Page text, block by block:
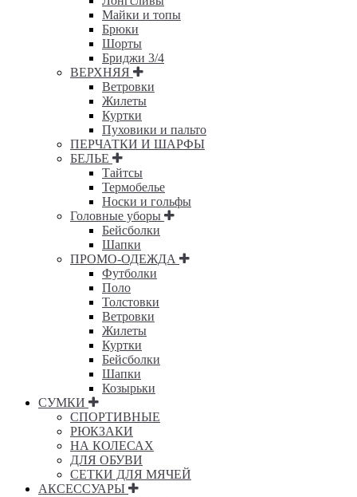
Майки и топы
Брюки
Шорты
Бриджи 3/4
ВЕРХНЯЯ
Ветровки
Жилеты
Куртки
Пуховики и пальто
ПЕРЧАТКИ И ШАРФЫ
БЕЛЬЕ
Тайтсы
Термобелье
Носки и гольфы
Головные уборы
Бейсболки
Шапки
ПРОМО-ОДЕЖДА
Футболки
Поло
Толстовки
Ветровки
Жилеты
Куртки
Бейсболки
Шапки
Козырьки
СУМКИ
СПОРТИВНЫЕ
РЮКЗАКИ
НА КОЛЕСАХ
ДЛЯ ОБУВИ
СЕТКИ ДЛЯ МЯЧЕЙ
АКСЕССУАРЫ